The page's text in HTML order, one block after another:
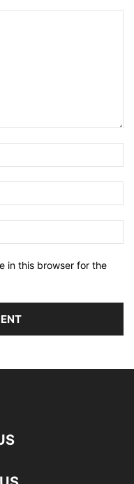
in this browser for the